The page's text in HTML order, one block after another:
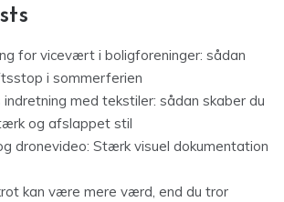
for vicevært i boligforeninger: sådan
i sommerferien
indretning med tekstiler: sådan skaber du
og afslappet stil
dronevideo: Stærk visuel dokumentation
kan være mere værd, end du tror